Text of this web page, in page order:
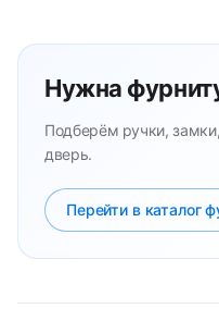
Нужна
Подберём ручки,
дверь.
Перейти в каталог